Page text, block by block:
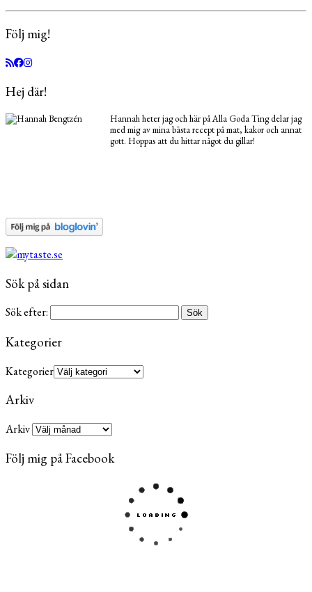
Följ mig!
Hej där!
Hannah heter jag och här på Alla Goda Ting delar jag
med mig av mina bästa recept på mat, kakor och annat
gott. Hoppas att du hittar något du gillar!
Sök på sidan
Sök efter:
Kategorier
Kategorier
Arkiv
Arkiv
Följ mig på Facebook